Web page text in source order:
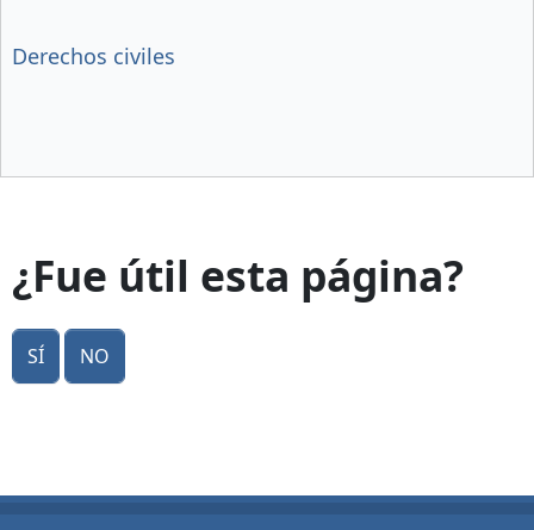
Derechos civiles
¿Fue útil esta página?
Sí No